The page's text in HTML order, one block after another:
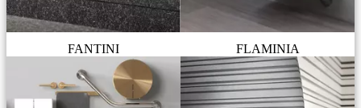
FANTINI FLAMINIA